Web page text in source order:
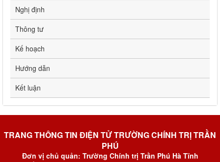
Nghị định
Thông tư
Kế hoạch
Hướng dẫn
Kết luận
TRANG THÔNG TIN ĐIỆN TỬ TRƯỜNG CHÍNH TRỊ TRẦN
PHÚ
Đơn vị chủ quản: Trường Chính trị Trần Phú Hà Tĩnh